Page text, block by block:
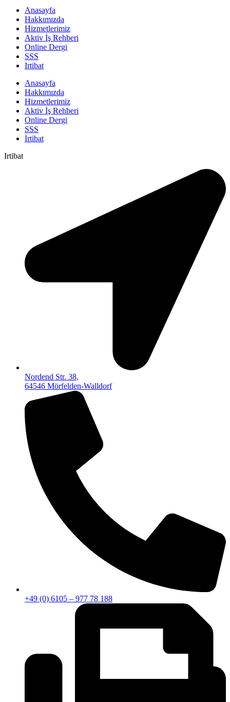
Anasayfa
Hakkımızda
Hizmetlerimiz
Aktiv İş Rehberi
Online Dergi
SSS
Irtibat
Anasayfa
Hakkımızda
Hizmetlerimiz
Aktiv İş Rehberi
Online Dergi
SSS
Irtibat
Irtibat
Nordend Str. 38,
64546 Mörfelden-Walldorf
+49 (0) 6105 – 977 78 188